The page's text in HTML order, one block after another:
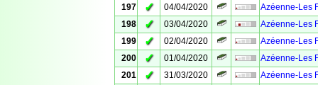
197
✓ 04/04/2020
Azéenne-Les
198
✓ 03/04/2020
Azéenne-Les
199
✓ 02/04/2020
Azéenne-Les
200
✓ 01/04/2020
Azéenne-Les
201
✓ 31/03/2020
Azéenne-Les